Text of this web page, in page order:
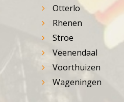
Otterlo
Rhenen
Stroe
Veenendaal
Voorthuizen
Wageningen